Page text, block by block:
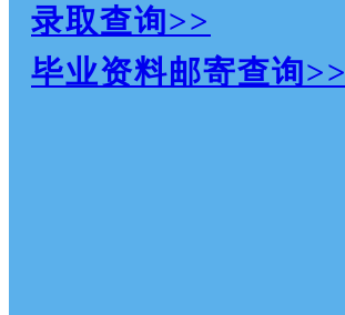
录取查询>>
毕业资料邮寄查询>>